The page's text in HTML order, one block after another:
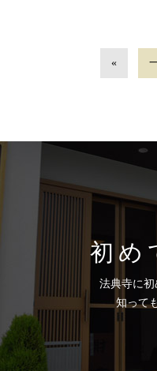
«
初め
法典寺に
知って